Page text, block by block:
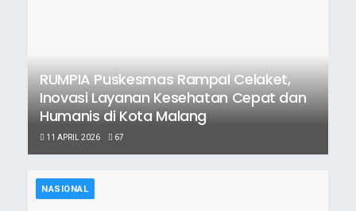
RUMPIA Puskesmas Rampal Celaket,
Inovasi Layanan Kesehatan Cepat dan
Humanis di Kota Malang
11 APRIL 2026 67
NASIONAL